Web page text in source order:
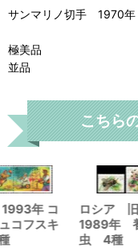
サンマリノ切手 1970
極美品
並品
こちら
年 コ
コフスキ
ロシア
1989年
虫 4種